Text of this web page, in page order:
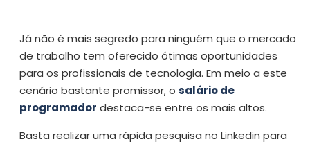
Já não é mais segredo para ninguém que o mercado
de trabalho tem oferecido ótimas oportunidades
para os profissionais de tecnologia. Em meio a este
cenário bastante promissor, o salário de
programador destaca-se entre os mais altos.
Basta realizar uma rápida pesquisa no Linkedin para